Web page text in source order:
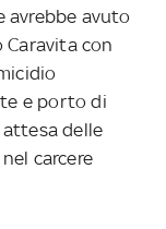
avrebbe avuto
Caravita con
e porto di
delle
carcere